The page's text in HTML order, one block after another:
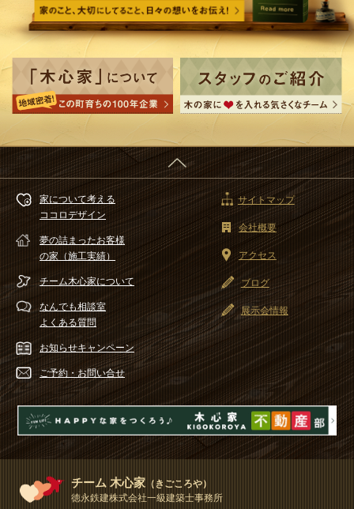
家について考える
ココロデザイン
夢の詰まったお客様
の家（施工実績）
チーム木心家について
なんでも相談室
よくある質問
お知らせキャンペーン
ご予約・ お問い合せ
サイトマップ
会社概要
アクセス
ブログ
展示会情報
チーム 木心家 （きごころや）
徳永鉄建株式会社一級建築士事務所